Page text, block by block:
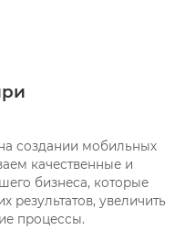
создании мобильных
качественные и
бизнеса, которые
результатов, увеличить
процессы.